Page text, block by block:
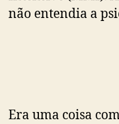
não entendia a
Era uma coisa